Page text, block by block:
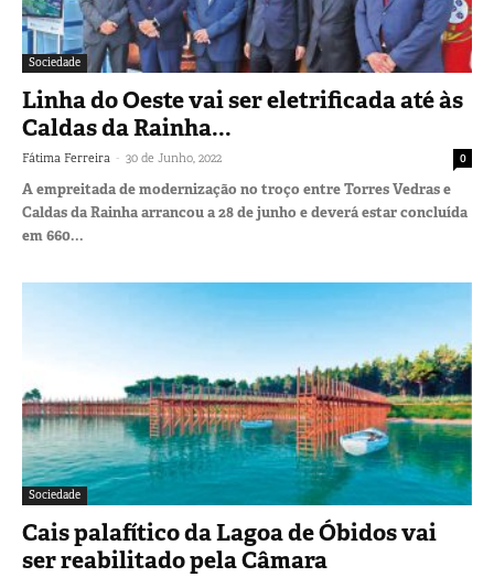
Sociedade
Linha do Oeste vai ser eletrificada até às
Caldas da Rainha...
Fátima Ferreira - 30 de Junho, 2022 0
A empreitada de modernização no troço entre Torres Vedras e
Caldas da Rainha arrancou a 28 de junho e deverá estar concluída
em 660...
Sociedade
Cais palafítico da Lagoa de Óbidos vai
ser reabilitado pela Câmara